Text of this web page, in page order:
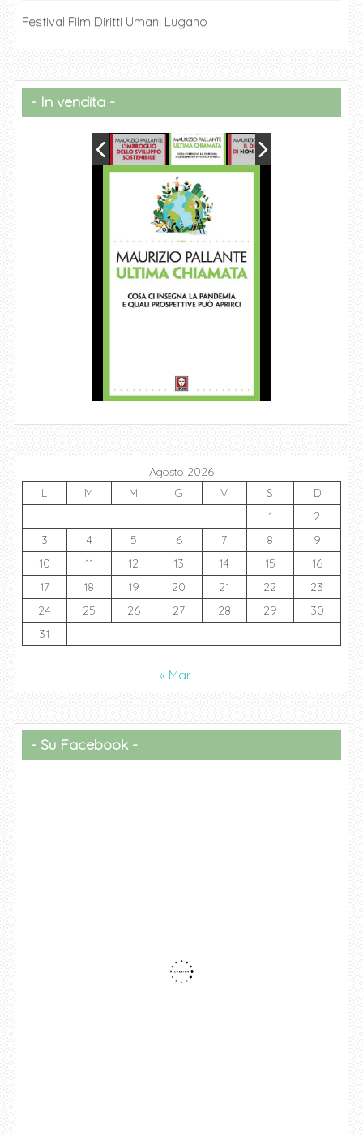
Festival Film Diritti Umani Lugano
In vendita
Agosto 2026
L
M M G V S
D
1
2
3
4 5 6 7 8
9
10
11 12 13 14 15
16
17
18 19 20 21 22
23
24
25 26 27 28 29
30
31
« Mar
Su Facebook